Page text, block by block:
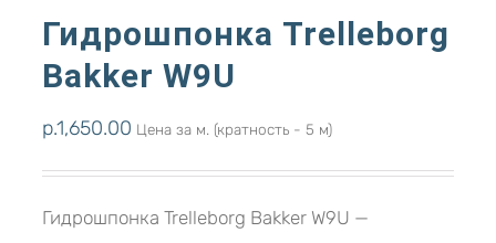
Гидрошпонка Trelleborg
Bakker W9U
р.1,650.00 Цена за м. (кратность - 5 м)
Гидрошпонка Trelleborg Bakker W9U —